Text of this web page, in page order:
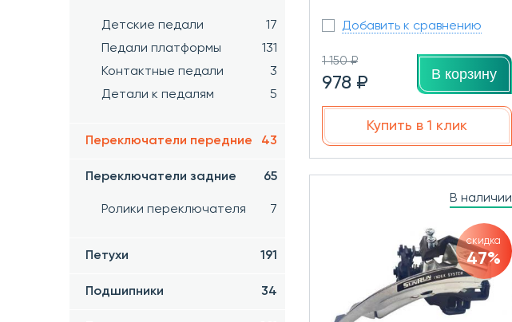
Детские педали
17
Педали платформы
131
Контактные педали
3
Детали к педалям
5
Переключатели передние 43
Переключатели задние 65
Ролики переключателя 7
Петухи 191
Подшипники 34
Добавить к сравнению
1 150 ₽
978 ₽ В корзину
Купить в 1 клик
В наличии
скидка
47%